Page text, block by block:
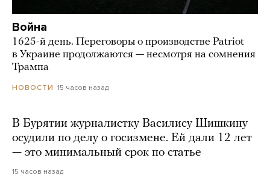
Война
1625-й день. Переговоры о производстве Patriot
в Украине продолжаются — несмотря на сомнения
Трампа
НОВОСТИ 15 часов назад
В Бурятии журналистку Василису Шишкину
осудили по делу о госизмене. Ей дали 12 лет
— это минимальный срок по статье
15 часов назад